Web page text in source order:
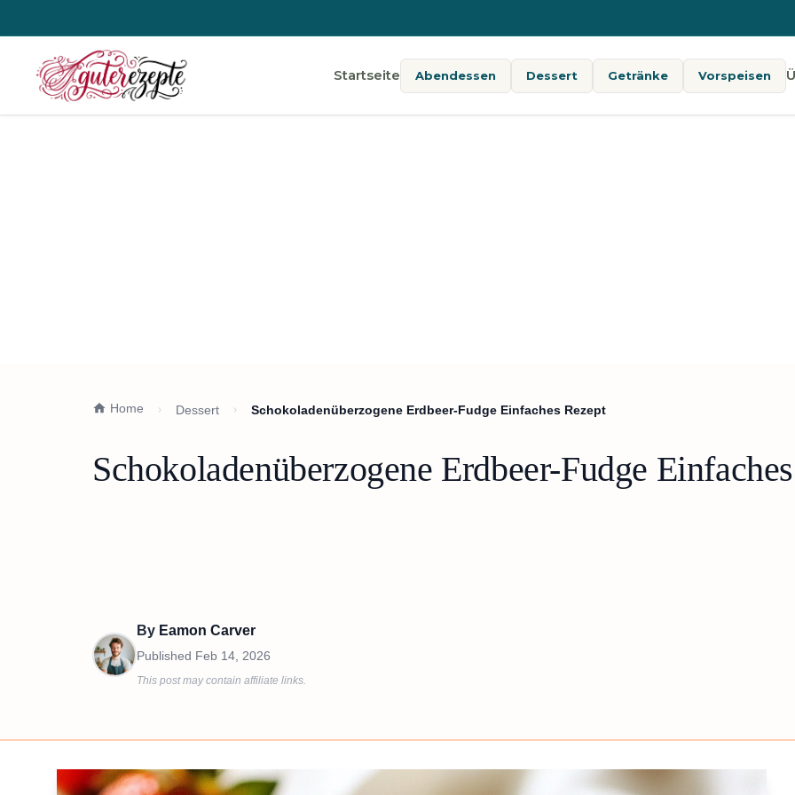
Startseite Abendessen Dessert Getränke Vorspeisen
Home Dessert Schokoladenüberzogene Erdbeer-Fudge Einfaches Rezept
Schokoladenüberzogene Erdbeer-Fudge
By Eamon Carver
Published Feb 14, 2026
This post may contain affiliate links.